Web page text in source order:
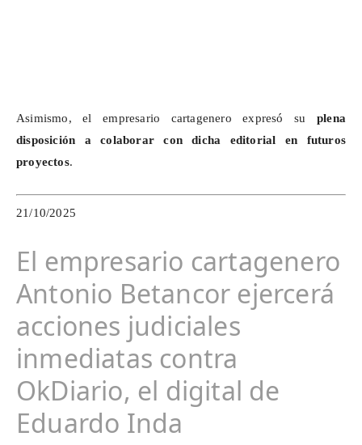
Asimismo, el empresario cartagenero expresó su plena
disposición a colaborar con dicha editorial en futuros
proyectos.
21/10/2025
El empresario cartagenero
Antonio Betancor ejercerá
acciones judiciales
inmediatas contra
OkDiario, el digital de
Eduardo Inda